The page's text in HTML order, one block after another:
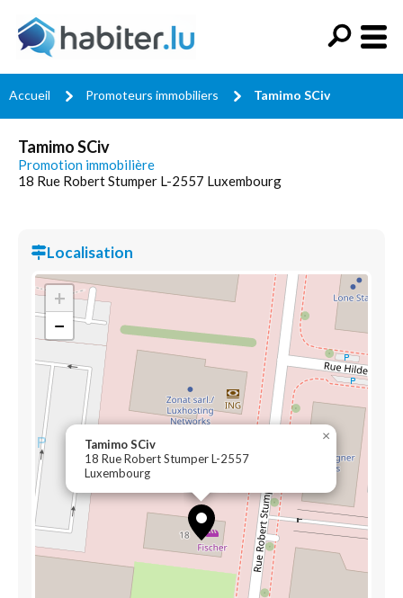
Accueil Promoteurs immobiliers Tamimo SCiv
Tamimo SCiv
Promotion immobilière
18 Rue Robert Stumper L-2557 Luxembourg
Localisation
Tamimo SCiv
18 Rue Robert Stumper L-2557
Luxembourg
×
+
−